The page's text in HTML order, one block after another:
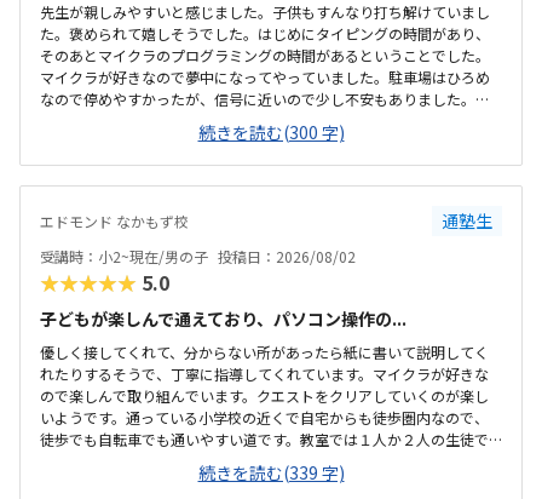
先生が親しみやすいと感じました。子供もすんなり打ち解けていまし
た。褒められて嬉しそうでした。はじめにタイピングの時間があり、
そのあとマイクラのプログラミングの時間があるということでした。
マイクラが好きなので夢中になってやっていました。駐車場はひろめ
なので停めやすかったが、信号に近いので少し不安もありました。清
潔感がありました。冷房も効いていて過ごしやすいと感じました。机
や椅子も使いやすそうでした。月のうち2回で、自由に日程を決められ
るのは嬉しいと感じました。1回にかかる費用が安くはないので考えて
しまいます。マイクラが好きなので夢中になってやっていたので嬉し
続きを読む(300 字)
エドモンド なかもず校 通塾生
受講時：小2~現在/男の子 投稿日：2026/08/02
★★★★★ 5.0
子どもが楽しんで通えており、パソコン操作の...
優しく接してくれて、分からない所があったら紙に書いて説明してく
れたりするそうで、丁寧に指導してくれています。マイクラが好きな
ので楽しんで取り組んでいます。クエストをクリアしていくのが楽し
いようです。通っている小学校の近くで自宅からも徒歩圏内なので、
徒歩でも自転車でも通いやすい道です。教室では１人か２人の生徒で
マイペースに取り組めているようです。特に気になることはありませ
ん。もっと安い方が嬉しいですが、プログラミング教室の月謝として
続きを読む(339 字)